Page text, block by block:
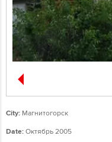
City: Магнитогорск
Date: Октябрь 2005